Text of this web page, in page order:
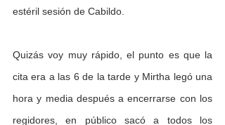
estéril sesión de Cabildo.
Quizás voy muy rápido, el punto es que la
cita era a las 6 de la tarde y Mirtha legó una
hora y media después a encerrarse con los
regidores, en público sacó a todos los